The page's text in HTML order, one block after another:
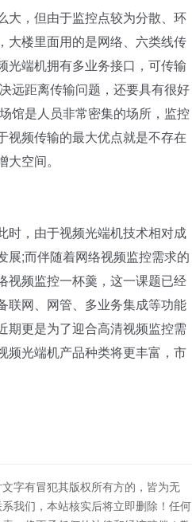
，但由于监控点较为分散、环
大楼里面用的是网络、六类线传
光端机拥有多业务接口，可传输
远距离传输问题，还要具有很好
馆是人员非常密集的场所，监控
视频传输的最大优点就是不存在
空间。
，由于视频光端机技术相对成
展;而伴随着网络视频监控需求的
视频监控一杯羹，这一课题已经
联网、网管、多业务集成等功能
期更是为了迎合高清视频监控需
频光端机产品种类将更丰富，市
字有冒犯其版权所有方的，皆为无
我们，本站核实后将立即删除！任何